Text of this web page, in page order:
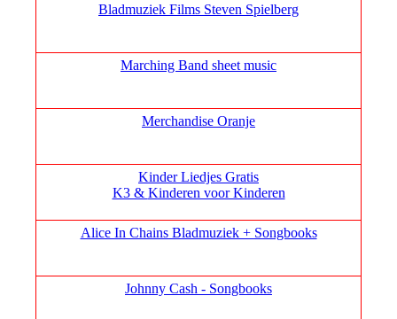
Bladmuziek Films Steven Spielberg
Marching Band sheet music
Merchandise Oranje
Kinder Liedjes Gratis
K3 & Kinderen voor Kinderen
Alice In Chains Bladmuziek + Songbooks
Johnny Cash - Songbooks